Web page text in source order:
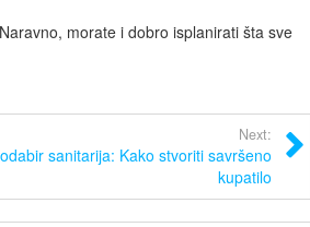
morate i dobro isplanirati šta sve
Next:
sanitarija: Kako stvoriti savršeno
kupatilo